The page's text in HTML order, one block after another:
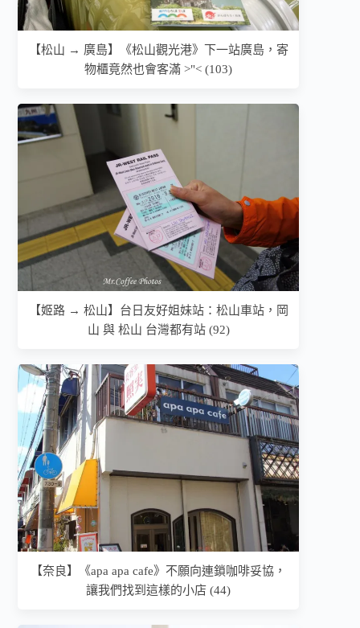
【松山 → 廣島】《松山觀光港》下一站廣島，寄
物櫃竟然也會客滿 >"< (103)
【姬路 → 松山】台日友好姐妹站：松山車站，岡
山 與 松山 台灣都有站 (92)
【奈良】《apa apa cafe》不願向連鎖咖啡妥協，
讓我們找到這樣的小店 (44)